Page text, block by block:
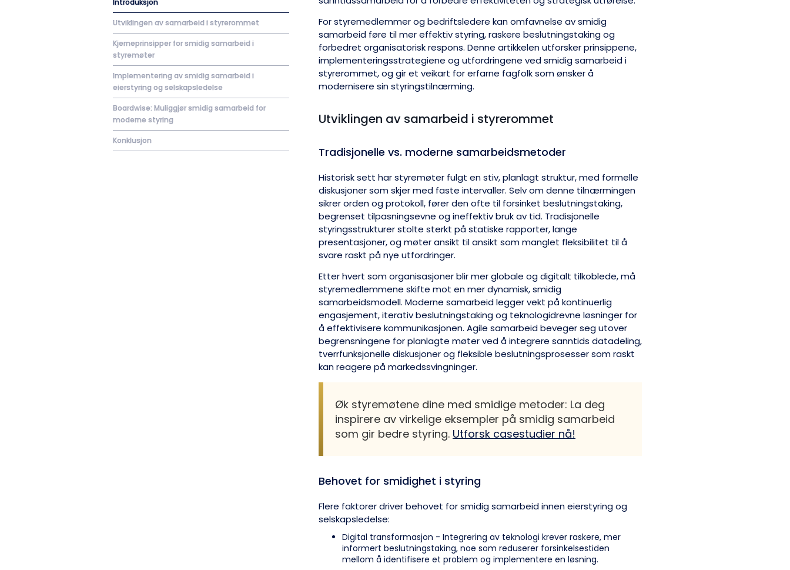
Introduksjon
Utviklingen av samarbeid i styrerommet
Kjerneprinsipper for smidig samarbeid i
styremøter
Implementering av smidig samarbeid i
eierstyring og selskapsledelse
Boardwise: Muliggjør smidig samarbeid for
moderne styring
Konklusjon
For styremedlemmer og bedriftsledere kan omfavnelse av smidig
samarbeid føre til mer effektiv styring, raskere beslutningstaking og
forbedret organisatorisk respons. Denne artikkelen utforsker prinsippene,
implementeringsstrategiene og utfordringene ved smidig samarbeid i
styrerommet, og gir et veikart for erfarne fagfolk som ønsker å
modernisere sin styringstilnærming.
Utviklingen av samarbeid i styrerommet
Tradisjonelle vs. moderne samarbeidsmetoder
Historisk sett har styremøter fulgt en stiv, planlagt struktur, med formelle
diskusjoner som skjer med faste intervaller. Selv om denne tilnærmingen
sikrer orden og protokoll, fører den ofte til forsinket beslutningstaking,
begrenset tilpasningsevne og ineffektiv bruk av tid. Tradisjonelle
styringsstrukturer stolte sterkt på statiske rapporter, lange
presentasjoner, og møter ansikt til ansikt som manglet fleksibilitet til å
svare raskt på nye utfordringer.
Etter hvert som organisasjoner blir mer globale og digitalt tilkoblede, må
styremedlemmene skifte mot en mer dynamisk, smidig
samarbeidsmodell. Moderne samarbeid legger vekt på kontinuerlig
engasjement, iterativ beslutningstaking og teknologidrevne løsninger for
å effektivisere kommunikasjonen. Agile samarbeid beveger seg utover
begrensningene for planlagte møter ved å integrere sanntids datadeling,
tverrfunksjonelle diskusjoner og fleksible beslutningsprosesser som raskt
kan reagere på markedssvingninger.
Øk styremøtene dine med smidige metoder: La deg
inspirere av virkelige eksempler på smidig samarbeid
som gir bedre styring. Utforsk casestudier nå!
Behovet for smidighet i styring
Flere faktorer driver behovet for smidig samarbeid innen eierstyring og
selskapsledelse:
Digital transformasjon - Integrering av teknologi krever raskere, mer
informert beslutningstaking, noe som reduserer forsinkelsestiden
mellom å identifisere et problem og implementere en løsning.